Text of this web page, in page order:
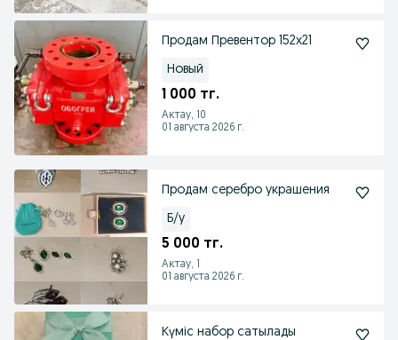
Продам Превентор 152х21
Новый
1 000 тг.
Актау, 10
01 августа 2026 г.
Продам серебро украшения
Б/у
5 000 тг.
Актау, 1
01 августа 2026 г.
Күміс набор сатылады